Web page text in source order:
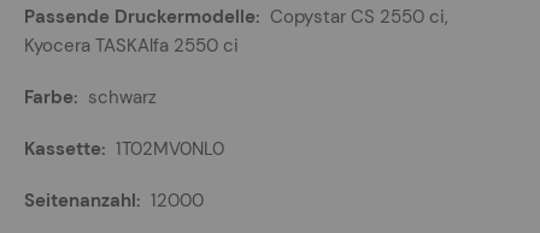
Mehr
Informationen
Copystar CS 2550 ci,
Kyocera TASKAlfa 2550 ci
schwarz
1T02MV0NL0
12000